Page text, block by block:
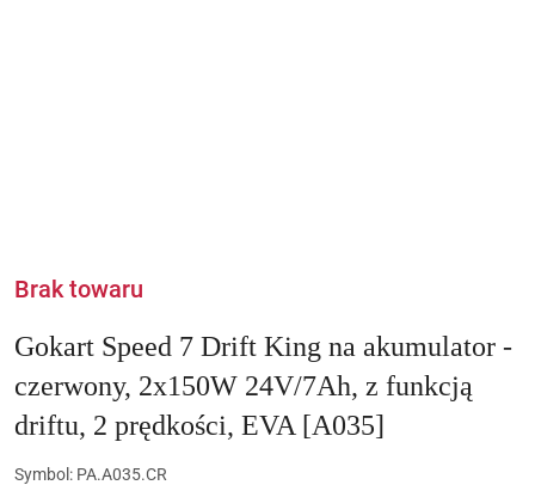
Brak towaru
Gokart Speed 7 Drift King na akumulator -
czerwony, 2x150W 24V/7Ah, z funkcją
driftu, 2 prędkości, EVA [A035]
Symbol: PA.A035.CR